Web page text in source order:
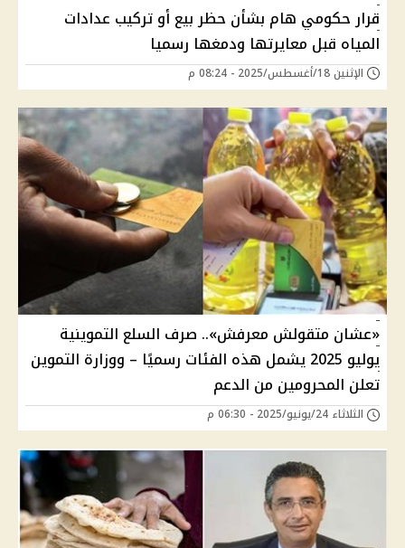
قرار حكومي هام بشأن حظر بيع أو تركيب عدادات
المياه قبل معايرتها ودمغها رسميا
الإثنين 18/أغسطس/2025 - 08:24 م
«عشان متقولش معرفش».. صرف السلع التموينية
يوليو 2025 يشمل هذه الفئات رسميًا – ووزارة التموين
تعلن المحرومين من الدعم
الثلاثاء 24/يونيو/2025 - 06:30 م